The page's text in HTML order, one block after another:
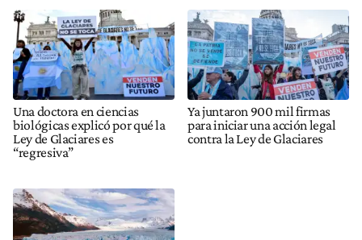
Una doctora en ciencias
biológicas explicó por qué la
Ley de Glaciares es
“regresiva”
Ya juntaron 900 mil firmas
para iniciar una acción legal
contra la Ley de Glaciares